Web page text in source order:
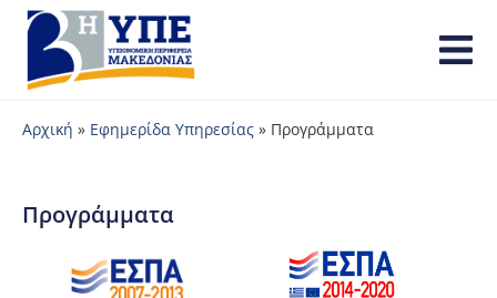
Αρχική » Εφημερίδα Υπηρεσίας » Προγράμματα
Προγράμματα